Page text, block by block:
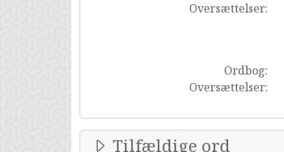
Oversættelser:
Ordbog:
Oversættelser:
Tilfældige ord